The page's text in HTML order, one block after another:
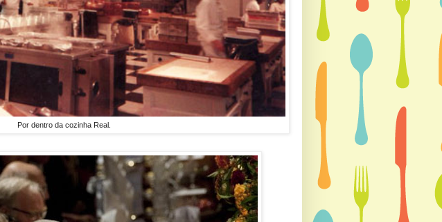
Por dentro da cozinha Real.